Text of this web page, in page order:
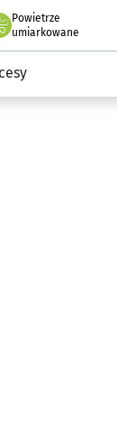
Powietrze
we Wrocławiu
umiarkowane